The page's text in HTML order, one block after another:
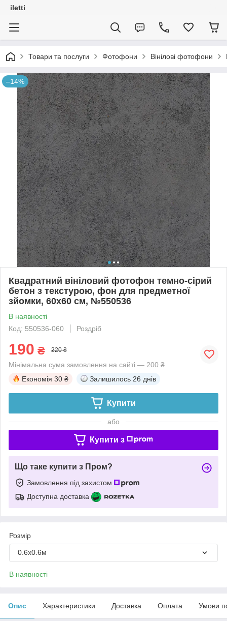
iletti
Товари та послуги Фотофони Вінілові фотофони
–14%
Квадратний вініловий фотофон темно-сірий
бетон з текстурою, фон для предметної
зйомки, 60x60 см, №550536
В наявності
Код: 550536-060
Роздріб
190 ₴ 220 ₴
Мінімальна сума замовлення на сайті — 200 ₴
Економія 30 ₴ Залишилось 26 днів
Купити
або
Купити з
Що таке купити з Пром?
Замовлення під захистом
Доступна доставка
Розмір
0.6х0.6м
В наявності
Опис Характеристики Доставка Оплата Умови